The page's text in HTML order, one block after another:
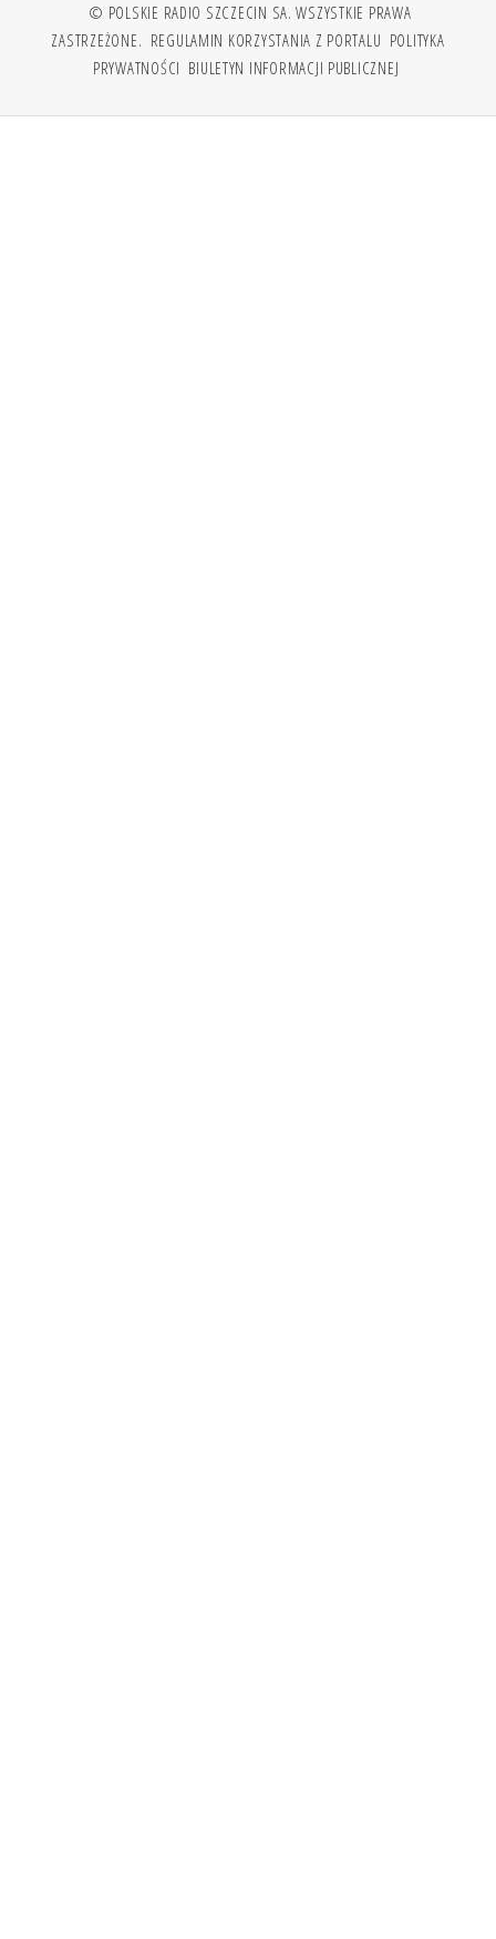
© POLSKIE RADIO SZCZECIN SA. WSZYSTKIE PRAWA
ZASTRZEŻONE. REGULAMIN KORZYSTANIA Z PORTALU POLITYKA
PRYWATNOŚCI BIULETYN INFORMACJI PUBLICZNEJ